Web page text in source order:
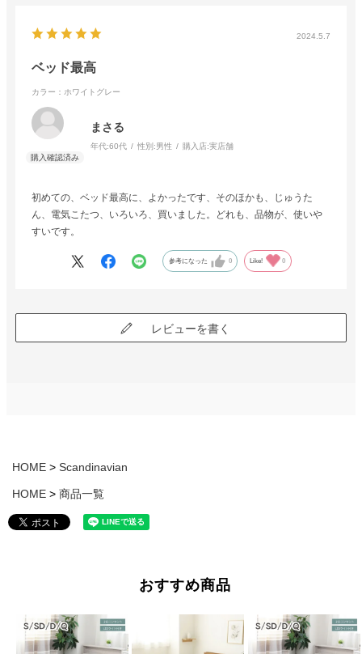
2024.5.7
ベッド最高
カラー：ホワイトグレー
まさる
年代:60代 性別:男性 購入店:実店舗
初めての、ベッド最高に、よかったです、そのほかも、じゅうた
ん、電気こたつ、いろいろ、買いました。どれも、品物が、使いや
すいです。
参考になった 0 Like! 0
レビューを書く
HOME Scandinavian
HOME 商品一覧
おすすめ商品